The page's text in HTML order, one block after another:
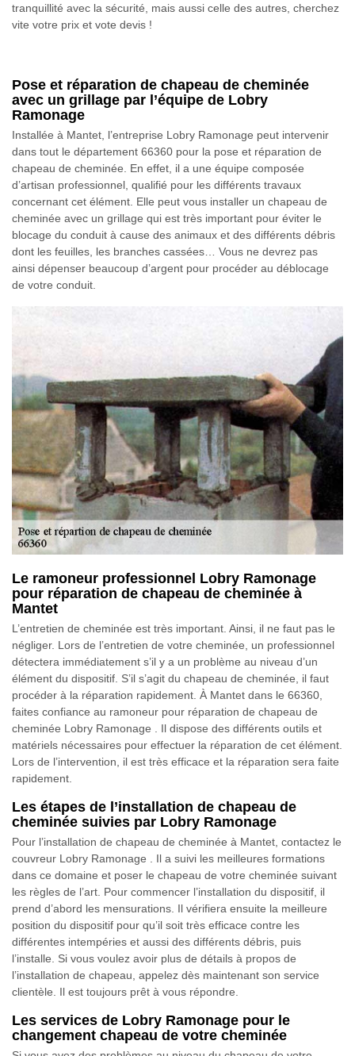
tranquillité avec la sécurité, mais aussi celle des autres, cherchez
vite votre prix et vote devis !
Pose et réparation de chapeau de cheminée
avec un grillage par l’équipe de Lobry
Ramonage
Installée à Mantet, l’entreprise Lobry Ramonage peut intervenir
dans tout le département 66360 pour la pose et réparation de
chapeau de cheminée. En effet, il a une équipe composée
d’artisan professionnel, qualifié pour les différents travaux
concernant cet élément. Elle peut vous installer un chapeau de
cheminée avec un grillage qui est très important pour éviter le
blocage du conduit à cause des animaux et des différents débris
dont les feuilles, les branches cassées… Vous ne devrez pas
ainsi dépenser beaucoup d’argent pour procéder au déblocage
de votre conduit.
Le ramoneur professionnel Lobry Ramonage
pour réparation de chapeau de cheminée à
Mantet
L’entretien de cheminée est très important. Ainsi, il ne faut pas le
négliger. Lors de l’entretien de votre cheminée, un professionnel
détectera immédiatement s’il y a un problème au niveau d’un
élément du dispositif. S’il s’agit du chapeau de cheminée, il faut
procéder à la réparation rapidement. À Mantet dans le 66360,
faites confiance au ramoneur pour réparation de chapeau de
cheminée Lobry Ramonage . Il dispose des différents outils et
matériels nécessaires pour effectuer la réparation de cet élément.
Lors de l’intervention, il est très efficace et la réparation sera faite
rapidement.
Les étapes de l’installation de chapeau de
cheminée suivies par Lobry Ramonage
Pour l’installation de chapeau de cheminée à Mantet, contactez le
couvreur Lobry Ramonage . Il a suivi les meilleures formations
dans ce domaine et poser le chapeau de votre cheminée suivant
les règles de l’art. Pour commencer l’installation du dispositif, il
prend d’abord les mensurations. Il vérifiera ensuite la meilleure
position du dispositif pour qu’il soit très efficace contre les
différentes intempéries et aussi des différents débris, puis
l’installe. Si vous voulez avoir plus de détails à propos de
l’installation de chapeau, appelez dès maintenant son service
clientèle. Il est toujours prêt à vous répondre.
Les services de Lobry Ramonage pour le
changement chapeau de votre cheminée